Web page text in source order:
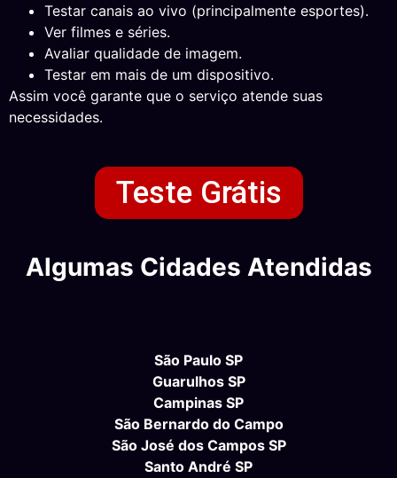
Testar canais ao vivo (principalmente esportes).
Ver filmes e séries.
Avaliar qualidade de imagem.
Testar em mais de um dispositivo.
Assim você garante que o serviço atende suas
necessidades.
Teste Grátis
Algumas Cidades Atendidas
São Paulo SP
Guarulhos SP
Campinas SP
São Bernardo do Campo
São José dos Campos SP
Santo André SP